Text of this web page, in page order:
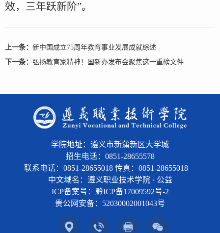
效，三年跃新阶”。
上一条： 新中国成立75周年教育事业发展成就综述
下一条： 弘扬教育家精神！国新办发布会聚焦这一重磅文件
学院地址：遵义市新蒲新区大学城
招生电话：0851-28655578
联系电话：0851-28655018 传真：0851-28655018
中文域名：遵义职业技术学院 · 公益
ICP备案号：黔ICP备17009592号-2
贵公网安备： 52030002001043号